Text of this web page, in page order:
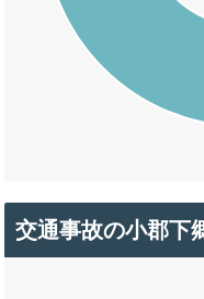
交通事故の小郡下